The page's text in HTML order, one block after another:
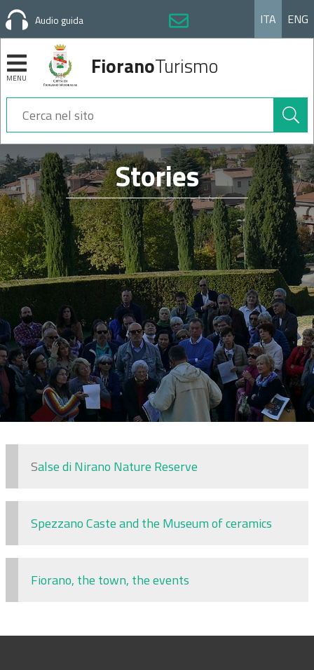
Audio guida ITA ENG
MENU FioranoTurismo
Cerca
nel
sito
Sezioni
Stories
Salse di Nirano Nature Reserve
Spezzano Caste and the Museum of ceramics
Fiorano, the town, the events